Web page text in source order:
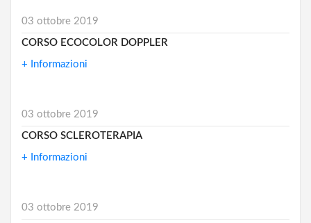
03 ottobre 2019
CORSO ECOCOLOR DOPPLER
+ Informazioni
03 ottobre 2019
CORSO SCLEROTERAPIA
+ Informazioni
03 ottobre 2019